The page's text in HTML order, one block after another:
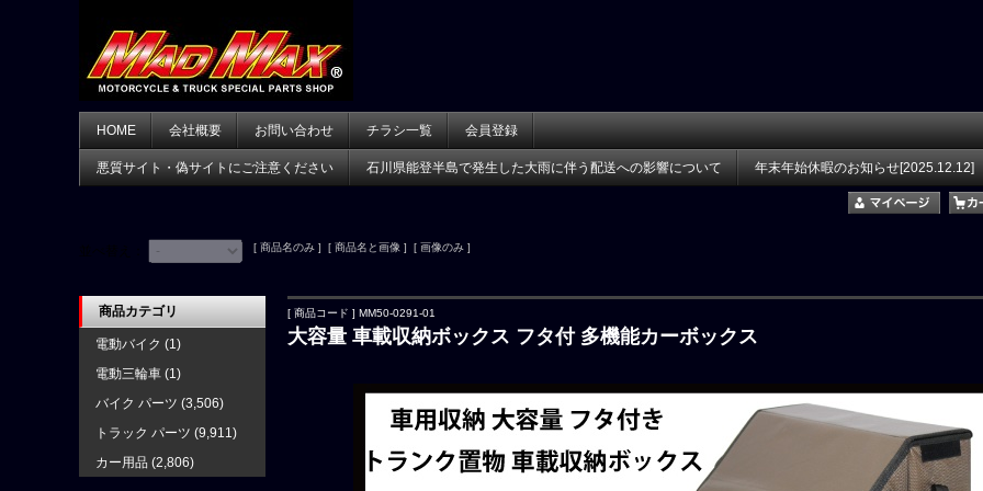
HOME 会社概要 お問い合わせ チラシ一覧 会員登録
悪質サイト・偽サイトにご注意ください 石川県能登半島で発生した大雨に伴う配送への影響について 年末年始休暇のお知らせ[2025.12.12]
[ 商品名のみ ] [ 商品名と画像 ] [ 画像のみ ]
[ 商品コード ] MM50-0291-01
大容量 車載収納ボックス フタ付 多機能カーボックス
商品カテゴリ
電動バイク (1)
電動三輪車 (1)
バイク パーツ (3,506)
トラック パーツ (9,911)
カー用品 (2,806)